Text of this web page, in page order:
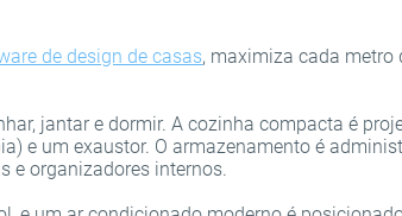
de design de casas, maximiza cada metro
jantar e dormir. A cozinha compacta é
e um exaustor. O armazenamento é
e organizadores internos.